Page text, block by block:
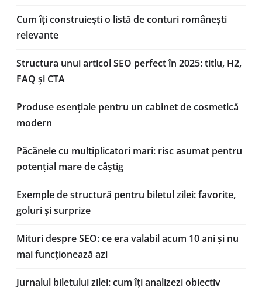
Cum îți construiești o listă de conturi românești
relevante
Structura unui articol SEO perfect în 2025: titlu, H2,
FAQ și CTA
Produse esențiale pentru un cabinet de cosmetică
modern
Păcănele cu multiplicatori mari: risc asumat pentru
potențial mare de câștig
Exemple de structură pentru biletul zilei: favorite,
goluri și surprize
Mituri despre SEO: ce era valabil acum 10 ani și nu
mai funcționează azi
Jurnalul biletului zilei: cum îți analizezi obiectiv